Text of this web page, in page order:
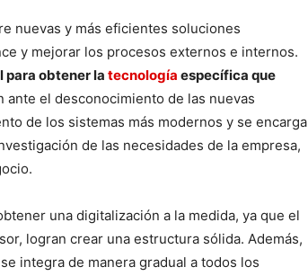
nuevas y más eficientes soluciones
y mejorar los procesos externos e internos.
para obtener la tecnología específica que
ante el desconocimiento de las nuevas
de los sistemas más modernos y se encarga
de las necesidades de la empresa,
una digitalización a la medida, ya que el
logran crear una estructura sólida. Además,
integra de manera gradual a todos los